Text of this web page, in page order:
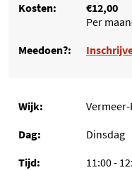
€12,00
Per
Dinsdag
11:00 -